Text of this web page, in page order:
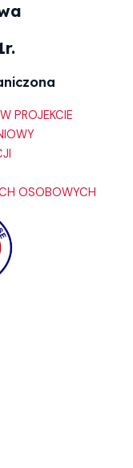
PROJEKCIE
OSOBOWYCH